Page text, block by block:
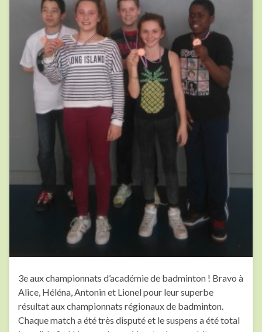
3e aux championnats d’académie de badminton ! Bravo à
Alice, Héléna, Antonin et Lionel pour leur superbe
résultat aux championnats régionaux de badminton.
Chaque match a été très disputé et le suspens a été total